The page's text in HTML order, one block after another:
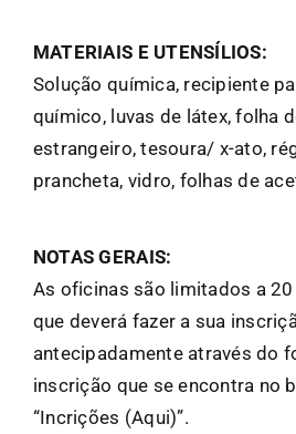
MATERIAIS E UTENSÍLIOS:
Solução química, recipiente
químico, luvas de látex, folha
estrangeiro, tesoura/ x-ato,
prancheta, vidro, folhas de
NOTAS GERAIS:
As oficinas são limitados a
que deverá fazer a sua
antecipadamente através do
inscrição que se encontra no
“Incrições (Aqui)”.